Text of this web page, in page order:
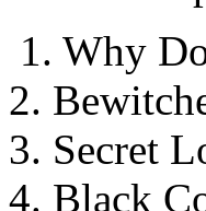
1. Why
2.
3. Secret
4. Black